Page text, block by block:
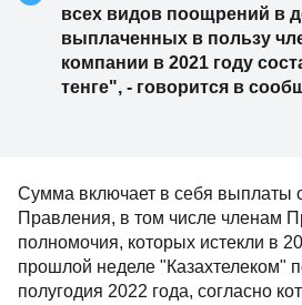
всех видов поощрений в
выплаченных в пользу
компании в 2021 году
тенге", - говорится в
Сумма включает в себя выплаты
Правления, в том числе членам
полномочия, которых истекли в
прошлой неделе "Казахтелеком"
полугодия 2022 года, согласно